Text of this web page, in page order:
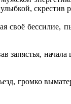
скрестив
своё
запястья,
громко